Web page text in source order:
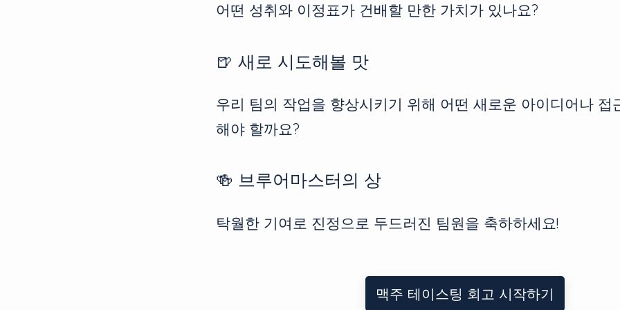
어떤 성취와 이정표가 건배할 만한 가치가 있나요?
🍺 새로 시도해볼 맛
우리 팀의 작업을 향상시키기 위해 어떤 새로운 아이디어나 접
해야 할까요?
🍻 브루어마스터의 상
탁월한 기여로 진정으로 두드러진 팀원을 축하하세요!
맥주 테이스팅 회고 시작하기